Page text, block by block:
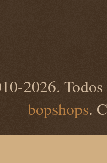
2026. Todos
bopshops.